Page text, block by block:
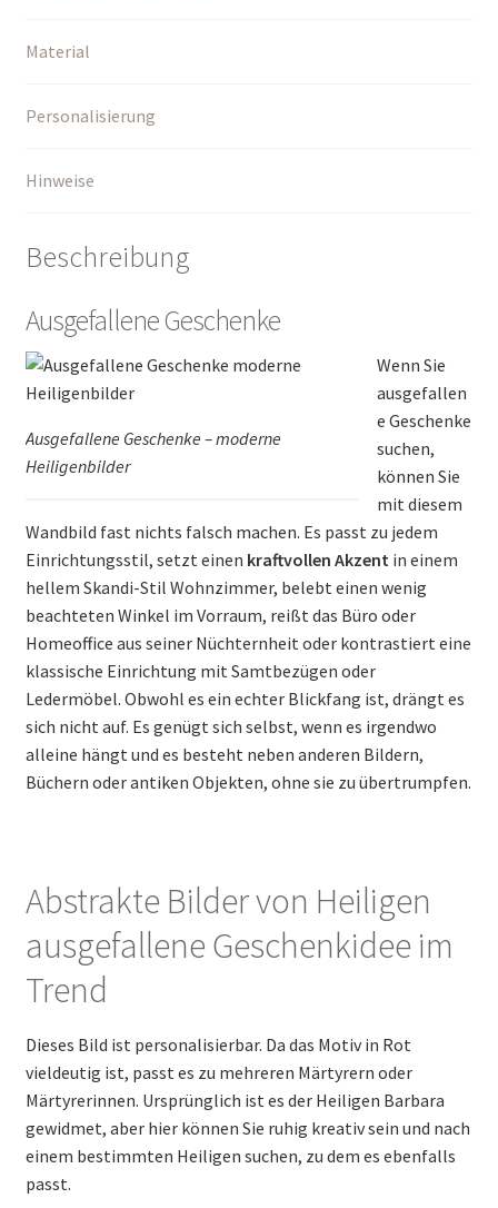
Material
Personalisierung
Hinweise
Beschreibung
Ausgefallene Geschenke
Ausgefallene Geschenke – moderne
Heiligenbilder
Wenn Sie
ausgefallen
e Geschenke
suchen,
können Sie
mit diesem
Wandbild fast nichts falsch machen. Es passt zu jedem
Einrichtungsstil, setzt einen kraftvollen Akzentin einem
hellem Skandi-Stil Wohnzimmer, belebt einen wenig
beachteten Winkel im Vorraum, reißt das Büro oder
Homeoffice aus seiner Nüchternheit oder kontrastiert eine
klassische Einrichtung mit Samtbezügen oder
Ledermöbel. Obwohl es ein echter Blickfang ist, drängt es
sich nicht auf. Es genügt sich selbst, wenn es irgendwo
alleine hängt und es besteht neben anderen Bildern,
Büchern oder antiken Objekten, ohne sie zu übertrumpfen.
Abstrakte Bilder von Heiligen
ausgefallene Geschenkidee im
Trend
Dieses Bild ist personalisierbar. Da das Motiv in Rot
vieldeutig ist, passt es zu mehreren Märtyrern oder
Märtyrerinnen. Ursprünglich ist es der Heiligen Barbara
gewidmet, aber hier können Sie ruhig kreativ sein und nach
einem bestimmten Heiligen suchen, zu dem es ebenfalls
passt.